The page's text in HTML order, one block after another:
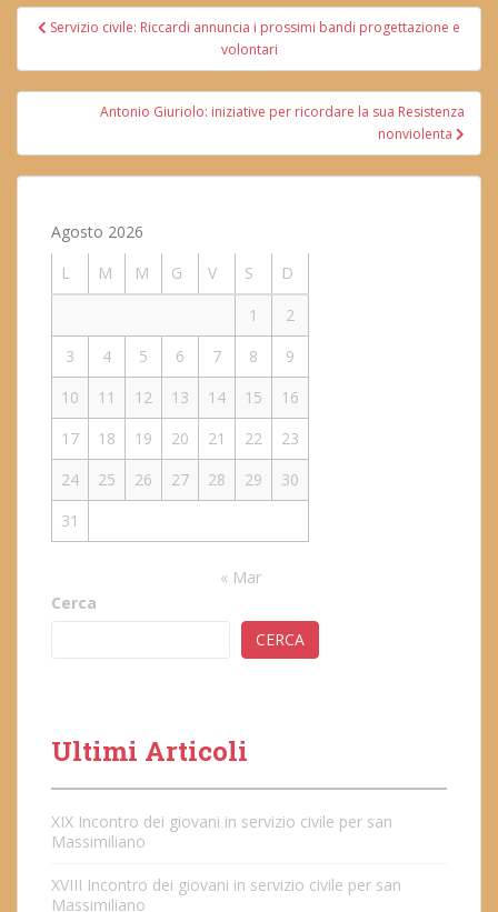
Navigazione
Servizio civile: Riccardi annuncia i prossimi bandi progettazione e
volontari
Antonio Giuriolo: iniziative per ricordare la sua Resistenza
nonviolenta
Agosto 2026
L
M M G V S
D
1
2
3
4 5 6 7 8
9
10
11 12 13 14 15
16
17
18 19 20 21 22
23
24
25 26 27 28 29
30
31
« Mar
Cerca
CERCA
Ultimi Articoli
XIX Incontro dei giovani in servizio civile per san
Massimiliano
XVIII Incontro dei giovani in servizio civile per san
Massimiliano